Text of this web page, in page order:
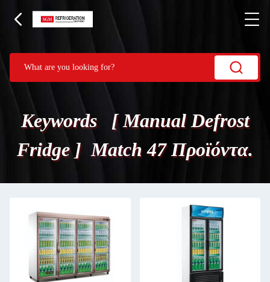
Keywords [ Manual Defrost
Fridge ] Match 47 Προϊόντα.